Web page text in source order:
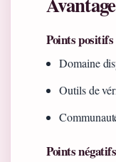
Points positifs
Domaine
Outils de
Points négatifs